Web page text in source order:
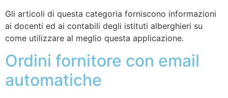
Gli articoli di questa categoria forniscono informazioni
ai docenti ed ai contabili degli istituti alberghieri su
come utilizzare al meglio questa applicazione.
Ordini fornitore con email
automatiche